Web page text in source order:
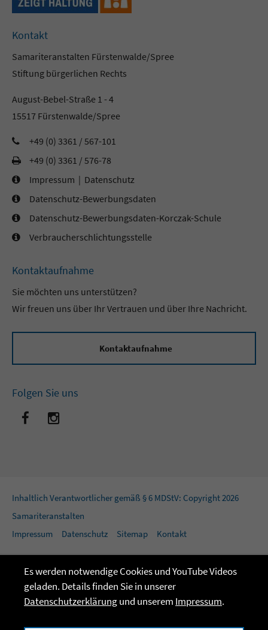
Kontakt
Samariteranstalten Fürstenwalde/Spree
Stiftung bürgerlichen Rechts
August-Bebel-Straße 1 - 4
15517 Fürstenwalde/Spree
+49 (0) 3361 / 567-101
+49 (0) 3361 / 576-78
Impressum | Datenschutz
Datenschutz-Bewerbungsdaten
Datenschutz-Bewerbungsdaten-Korczak-Schule
Verbraucherschlichtungsstelle
Kontaktaufnahme
Sie möchten uns unterstützen?
Wir freuen uns über Ihr Vertrauen und über Ihre Nachricht.
Kontaktaufnahme
Folgen Sie uns
Inhaltlich Verantwortlicher gemäß § 6 MDStV: Copyright 2026
Samariteranstalten
Impressum
Datenschutz Sitemap Kontakt
Es werden notwendige Cookies und YouTube Videos
geladen. Details finden Sie in unserer
Datenschutzerklärungund unserem Impressum.